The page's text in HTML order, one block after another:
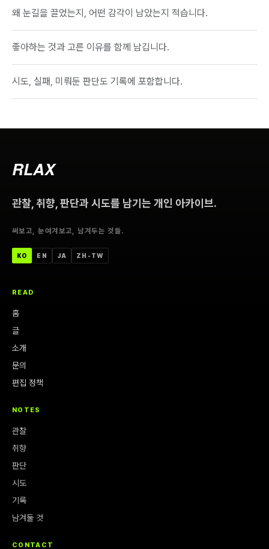
왜 눈길을 끌었는지, 어떤 감각이 남았는지 적습니다.
좋아하는 것과 고른 이유를 함께 남깁니다.
시도, 실패, 미뤄둔 판단도 기록에 포함합니다.
RLAX
관찰, 취향, 판단과 시도를 남기는 개인 아카이브.
써보고, 눈여겨보고, 남겨두는 것들.
한국어
KO EN JA ZH-TW
READ
홈
글
소개
문의
편집 정책
NOTES
관찰
취향
판단
시도
기록
남겨둘 것
CONTACT